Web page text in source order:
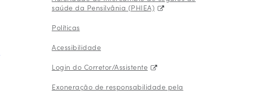
saúde da Pensilvânia (PHIEA)
Políticas
Acessibilidade
Login do Corretor/Assistente
Exoneração de responsabilidade pela